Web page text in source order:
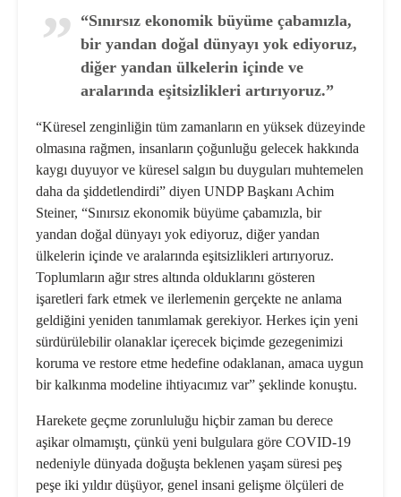
“Sınırsız ekonomik büyüme çabamızla,
bir yandan doğal dünyayı yok ediyoruz,
diğer yandan ülkelerin içinde ve
aralarında eşitsizlikleri artırıyoruz.”
“Küresel zenginliğin tüm zamanların en yüksek düzeyinde
olmasına rağmen, insanların çoğunluğu gelecek hakkında
kaygı duyuyor ve küresel salgın bu duyguları muhtemelen
daha da şiddetlendirdi” diyen UNDP Başkanı Achim
Steiner, “Sınırsız ekonomik büyüme çabamızla, bir
yandan doğal dünyayı yok ediyoruz, diğer yandan
ülkelerin içinde ve aralarında eşitsizlikleri artırıyoruz.
Toplumların ağır stres altında olduklarını gösteren
işaretleri fark etmek ve ilerlemenin gerçekte ne anlama
geldiğini yeniden tanımlamak gerekiyor. Herkes için yeni
sürdürülebilir olanaklar içerecek biçimde gezegenimizi
koruma ve restore etme hedefine odaklanan, amaca uygun
bir kalkınma modeline ihtiyacımız var” şeklinde konuştu.
Harekete geçme zorunluluğu hiçbir zaman bu derece
aşikar olmamıştı, çünkü yeni bulgulara göre COVID-19
nedeniyle dünyada doğuşta beklenen yaşam süresi peş
peşe iki yıldır düşüyor, genel insani gelişme ölçüleri de